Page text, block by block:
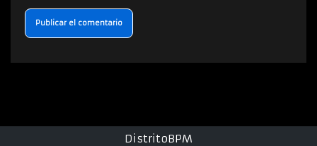
DistritoBPM